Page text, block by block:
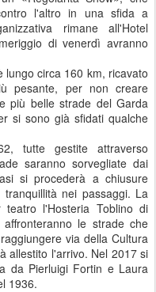
l'altro in una sfida a
rimane all'Hotel
di venerdì avranno
lungo circa 160 km, ricavato
pesante, per non creare
più belle strade del Garda
si sono già sfidati qualche
tutte gestite attraverso
saranno sorvegliate dai
si procederà a chiusure
nei passaggi. La
l'Hosteria Toblino di
le strade che
via della Cultura
allestito l'arrivo. Nel 2017 si
da Pierluigi Fortin e Laura
1936.